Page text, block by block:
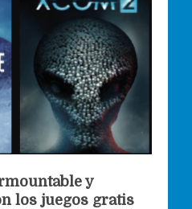
y
los juegos gratis